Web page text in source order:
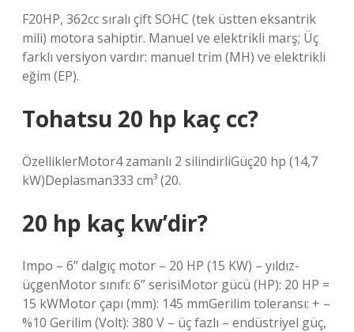
F20HP, 362cc sıralı çift SOHC (tek üstten eksantrik
mili) motora sahiptir. Manuel ve elektrikli marş; Üç
farklı versiyon vardır: manuel trim (MH) ve elektrikli
eğim (EP).
Tohatsu 20 hp kaç cc?
ÖzelliklerMotor4 zamanlı 2 silindirliGüç20 hp (14,7
kW)Deplasman333 cm³ (20.
20 hp kaç kw’dir?
Impo – 6” dalgıç motor – 20 HP (15 KW) – yıldız-
üçgenMotor sınıfı: 6” serisiMotor gücü (HP): 20 HP =
15 kWMotor çapı (mm): 145 mmGerilim toleransı: + –
%10 Gerilim (Volt): 380 V – üç fazlı – endüstriyel güç,